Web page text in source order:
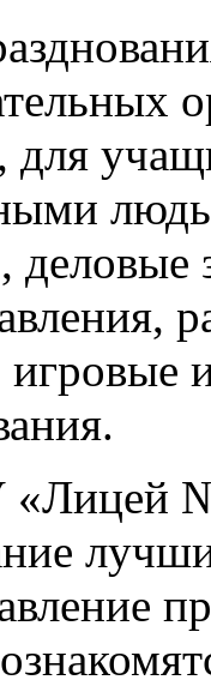
для
деловые